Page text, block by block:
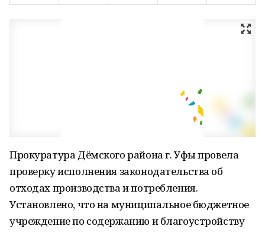
Прокуратура Дёмского района г. Уфы провела
проверку исполнения законодательства об
отходах производства и потребления.
Установлено, что на муниципальное бюджетное
учреждение по содержанию и благоустройству